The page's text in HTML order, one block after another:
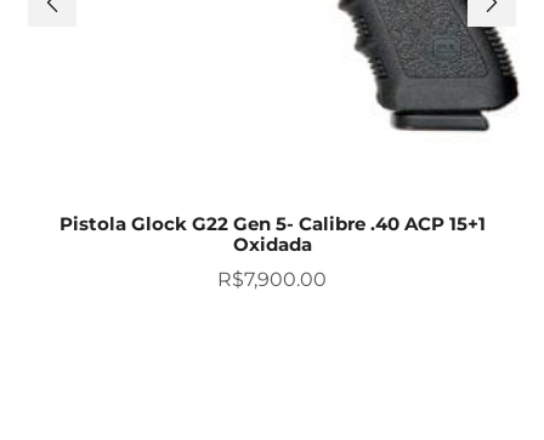
Pistola Glock G22 Gen 5- Calibre .40 ACP 15+1
Oxidada
R$7,900.00